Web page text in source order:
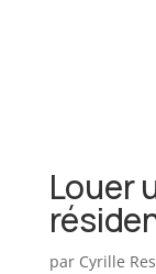
Louer
par Cyrille